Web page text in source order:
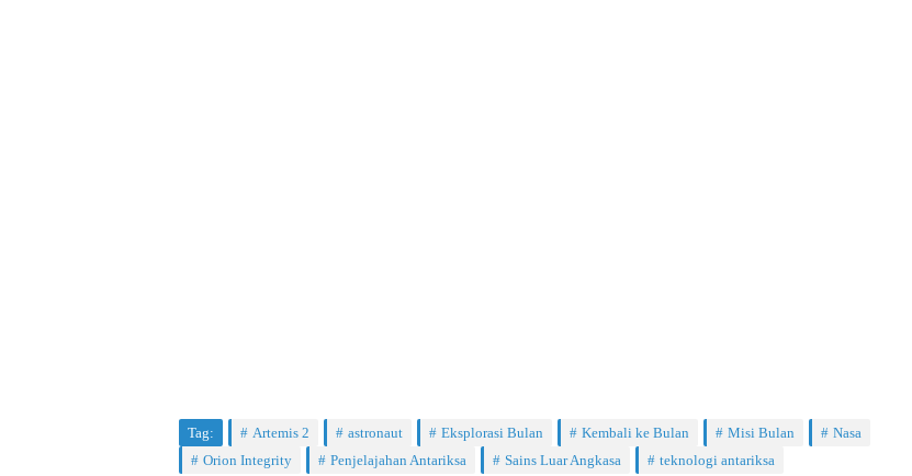
Tag: Artemis 2 astronaut Eksplorasi Bulan Kembali ke Bulan Misi Bulan
Nasa
Orion Integrity
Penjelajahan Antariksa Sains Luar Angkasa teknologi antariksa